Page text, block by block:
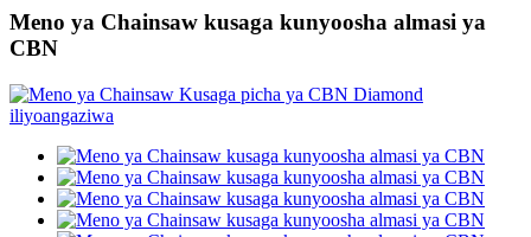
Meno ya Chainsaw kusaga kunyoosha almasi ya
CBN